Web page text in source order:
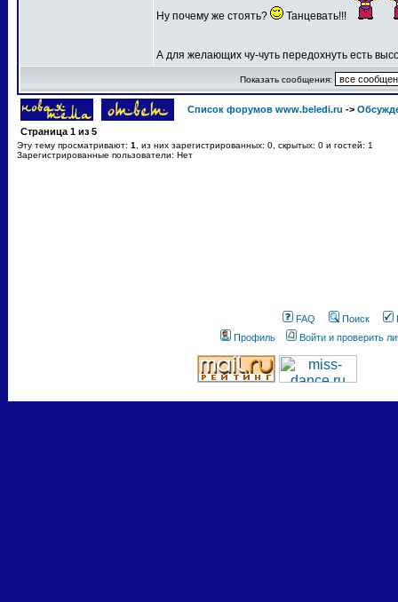
Ну почему же стоять? Танцевать!!!
А для желающих чу-чуть передохнуть есть
Показать сообщения:
Список форумов www.beledi.ru ->
Страница 1 из 5
Эту тему просматривают: 1
, из них зарегистрированных: 0, скрытых: 0 и гостей: 1
Зарегистрированные пользователи: Нет
FAQ Поиск
Профиль
Войти и проверить